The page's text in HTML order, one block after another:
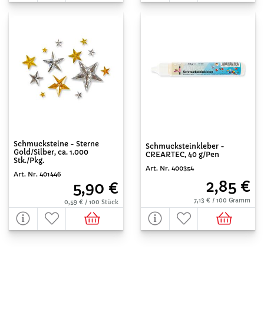
Schmucksteine - Sterne
Gold/Silber, ca. 1.000
Stk./Pkg.
Art. Nr. 401446
5,90 €
0,59 € / 100 Stück
Schmucksteinkleber -
CREARTEC, 40 g/Pen
Art. Nr. 400354
2,85 €
7,13 € / 100 Gramm